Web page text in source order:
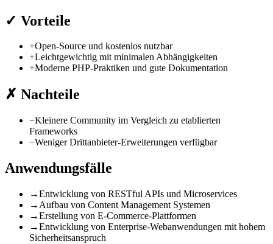
✓ Vorteile
+Open-Source und kostenlos nutzbar
+Leichtgewichtig mit minimalen Abhängigkeiten
+Moderne PHP-Praktiken und gute Dokumentation
✗ Nachteile
−Kleinere Community im Vergleich zu etablierten
Frameworks
−Weniger Drittanbieter-Erweiterungen verfügbar
Anwendungsfälle
→Entwicklung von RESTful APIs und Microservices
→ Aufbau von Content Management Systemen
→Erstellung von E-Commerce-Plattformen
→Entwicklung von Enterprise-Webanwendungen mit hohem
Sicherheitsanspruch